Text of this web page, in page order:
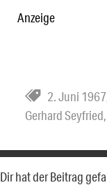
Anzeige
2. Juni 1967
Gerhard Seyfried,
Dir hat der Beitrag